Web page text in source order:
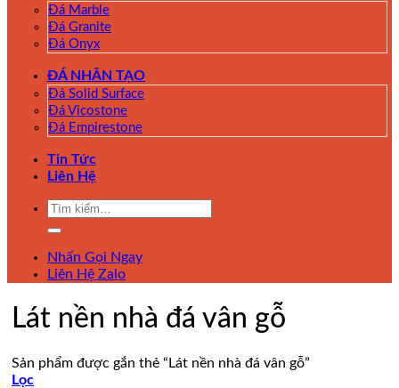
Đá Marble
Đá Granite
Đá Onyx
ĐÁ NHÂN TẠO
Đá Solid Surface
Đá Vicostone
Đá Empirestone
Tin Tức
Liên Hệ
Tìm
Nhấn Gọi Ngay
Liên Hệ Zalo
Lát nền nhà đá vân gỗ
Sản phẩm được gắn thẻ “Lát nền nhà đá vân gỗ”
Lọc